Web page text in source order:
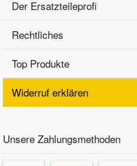
Der Ersatzteileprofi
Rechtliches
Top Produkte
Widerruf erklären
Unsere Zahlungsmethoden